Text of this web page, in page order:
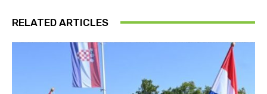
RELATED ARTICLES